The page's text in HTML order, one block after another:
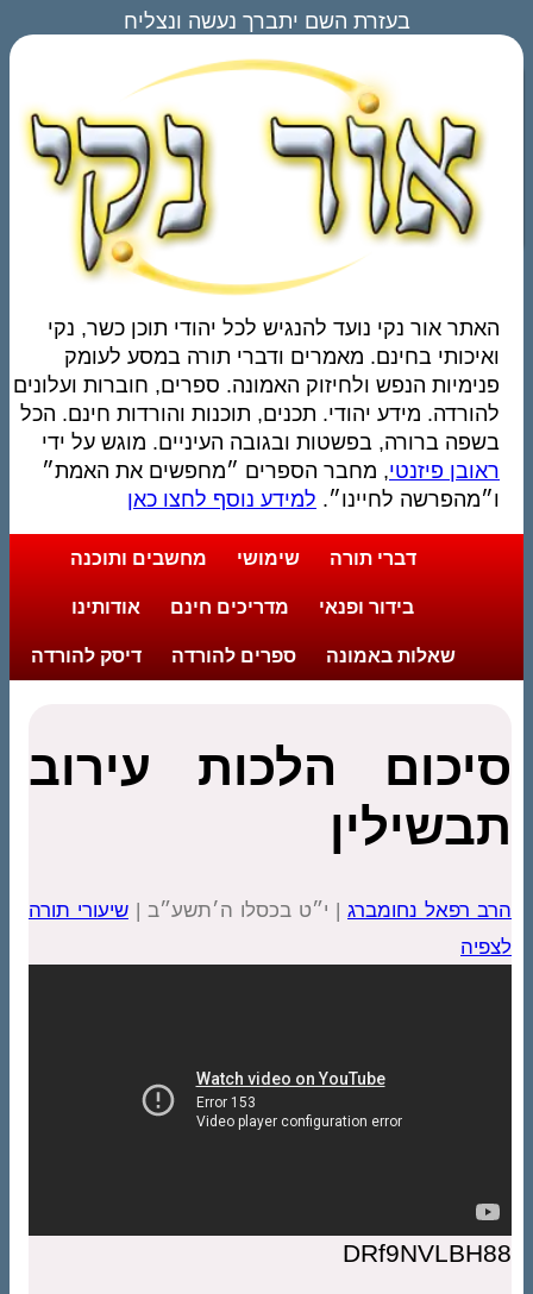
בעזרת השם יתברך נעשה ונצליח
האתר אור נקי נועד להנגיש לכל יהודי תוכן כשר, נקי
ואיכותי בחינם. מאמרים ודברי תורה במסע לעומק
פנימיות הנפש ולחיזוק האמונה. ספרים, חוברות ועלונים
להורדה. מידע יהודי. תכנים, תוכנות והורדות חינם. הכל
בשפה ברורה, בפשטות ובגובה העיניים. מוגש על ידי
ראובן פיזנטי, מחבר הספרים ״מחפשים את האמת״
ו״מהפרשה לחיינו״. למידע נוסף לחצו כאן
דברי תורה שימושי מחשבים ותוכנה
בידור ופנאי מדריכים חינם אודותינו
שאלות באמונה ספרים להורדה דיסק להורדה
סיכום הלכות עירוב
תבשילין
הרב רפאל נחומברג | י״ט בכסלו ה׳תשע״ב |שיעורי תורה
לצפיה
DRf9NVLBH88